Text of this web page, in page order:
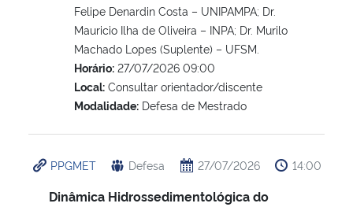
Felipe Denardin Costa – UNIPAMPA; Dr.
Mauricio Ilha de Oliveira – INPA; Dr. Murilo
Machado Lopes (Suplente) – UFSM.
Horário: 27/07/2026 09:00
Local: Consultar orientador/discente
Modalidade: Defesa de Mestrado
PPGMET Defesa 27/07/2026 14:00
Dinâmica Hidrossedimentológica do